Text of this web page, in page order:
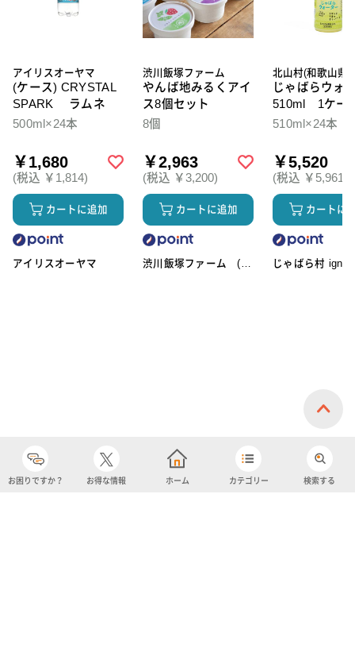
アイリスオーヤマ
(ケース) CRYSTAL
SPARK ラムネ
500ml×24本
￥1,680
(税込 ￥1,814)
カートに追加
アイリスオーヤマ
渋川飯塚ファーム
やんば地みるくアイ
ス8個セット
8個
￥2,963
(税込 ￥3,200)
カートに追加
渋川飯塚ファーム (ア
北山村(和歌山県)
じゃばらウォ
510ml 1ケー
本入
510ml×24本
￥5,520
(税込 ￥5,961)
カートに
じゃばら村
お困りですか？ お得な情報 ホーム カテゴリー 検索する